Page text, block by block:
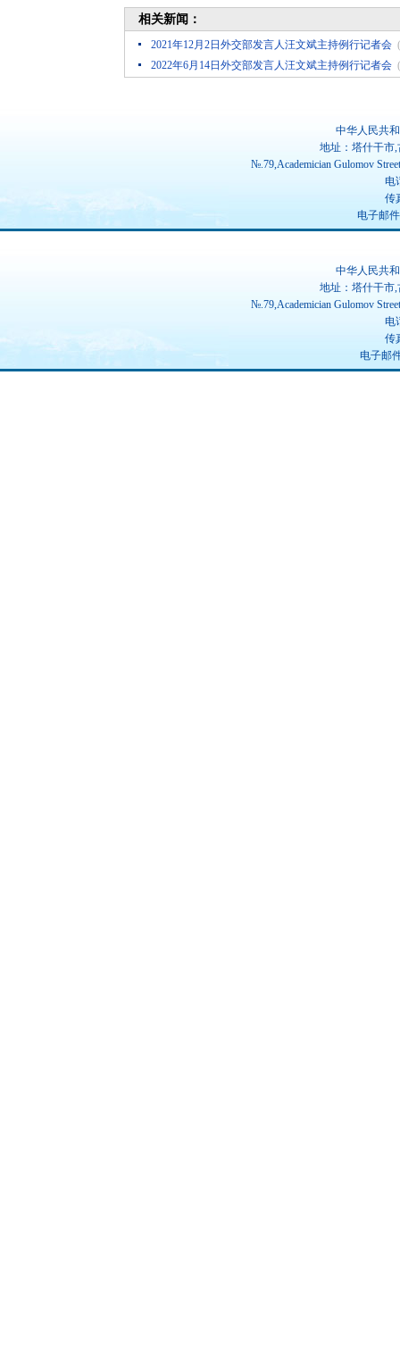
相关新闻：
2021年12月2日外交部发言人汪文斌主持例行记者会
2022年6月14日外交部发言人汪文斌主持例行记者会
中华人民共
地址：塔什干市
№.79,Academician Gulomov
电
传
电子邮件
中华人民共
地址：塔什干市
№.79,Academician Gulomov
电
传
电子邮